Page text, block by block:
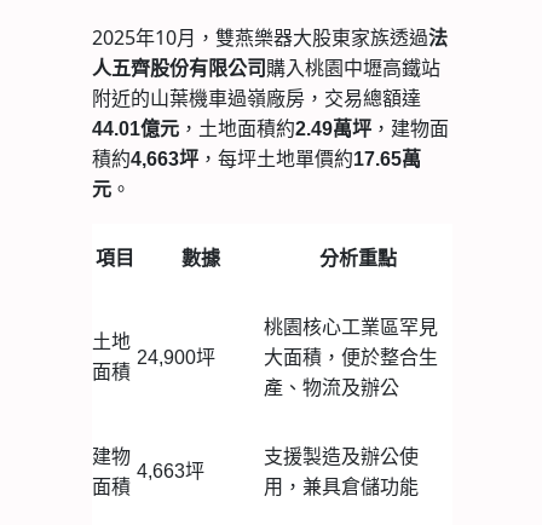
2025年10月，雙燕樂器大股東家族透過法
人五齊股份有限公司 購入桃園中壢高鐵站
附近的山葉機車過嶺廠房，交易總額達
44.01億元 ，土地面積約2.49萬坪 ，建物面
積約4,663坪 ，每坪土地單價約17.65萬
元 。
項目 數據 分析重點
土地
面積
24,900坪
桃園核心工業區罕見
大面積，便於整合生
產、物流及辦公
建物
面積
4,663坪
支援製造及辦公使
用，兼具倉儲功能